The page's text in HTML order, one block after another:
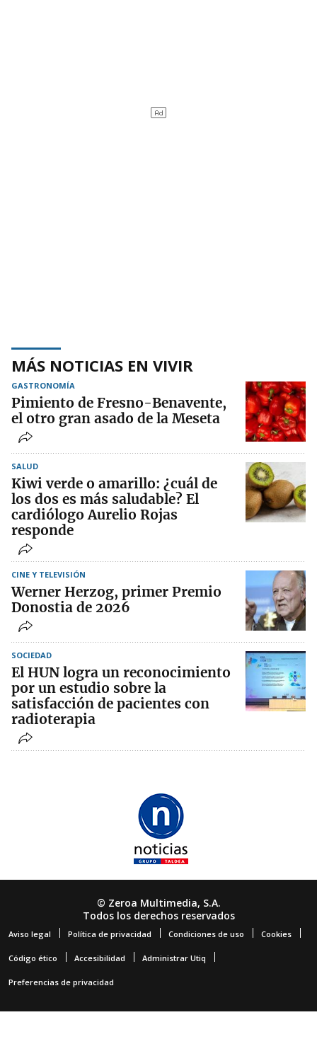
MÁS NOTICIAS EN VIVIR
GASTRONOMÍA
Pimiento de Fresno-Benavente,
el otro gran asado de la Meseta
SALUD
Kiwi verde o amarillo: ¿cuál de
los dos es más saludable? El
cardiólogo Aurelio Rojas
responde
CINE Y TELEVISIÓN
Werner Herzog, primer Premio
Donostia de 2026
SOCIEDAD
El HUN logra un reconocimiento
por un estudio sobre la
satisfacción de pacientes con
radioterapia
© Zeroa Multimedia, S.A.
Todos los derechos reservados
Aviso legal Política de privacidad Condiciones de uso Cookies
Código ético Accesibilidad Administrar Utiq
Preferencias de privacidad